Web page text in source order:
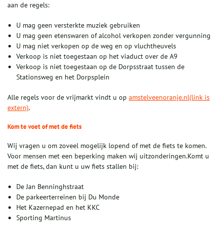
aan de regels:
U mag geen versterkte muziek gebruiken
U mag geen etenswaren of alcohol verkopen zonder vergunning
U mag niet verkopen op de weg en op vluchtheuvels
Verkoop is niet toegestaan op het viaduct over de A9
Verkoop is niet toegestaan op de Dorpsstraat tussen de
Stationsweg en het Dorpsplein
Alle regels voor de vrijmarkt vindt u op amstelveenoranje.nl(link is
extern).
Kom te voet of met de fiets
Wij vragen u om zoveel mogelijk lopend of met de fiets te komen.
Voor mensen met een beperking maken wij uitzonderingen.Komt u
met de fiets, dan kunt u uw fiets stallen bij:
De Jan Benninghstraat
De parkeerterreinen bij Du Monde
Het Kazernepad en het KKC
Sporting Martinus